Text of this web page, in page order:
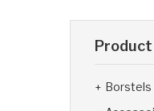
Borstels